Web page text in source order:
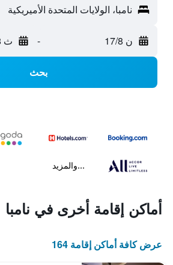
نامبا، الولايات المتحدة الأميريكية
ن 17/8 - ث 18/8
بحث
...والمزيد
أماكن إقامة أخرى في نامبا
عرض كافة أماكن إقامة 164